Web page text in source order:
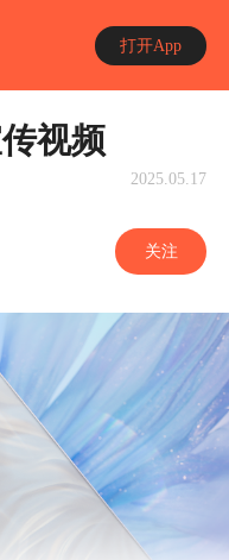
打开App
视频
2025.05.17
关注